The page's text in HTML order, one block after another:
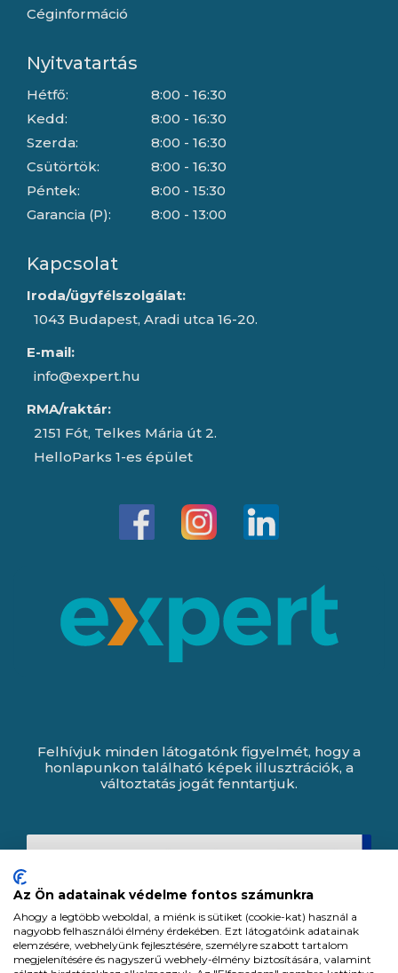
Céginformáció
Nyitvatartás
Hétfő:
Kedd:
Szerda:
Csütörtök:
Péntek:
Garancia (P):
8:00 - 16:30
8:00 - 16:30
8:00 - 16:30
8:00 - 16:30
8:00 - 15:30
8:00 - 13:00
Kapcsolat
Iroda/ügyfélszolgálat:
1043 Budapest, Aradi utca 16-20.
E-mail:
info@expert.hu
RMA/raktár:
2151 Fót, Telkes Mária út 2.
HelloParks 1-es épület
Felhívjuk minden látogatónk figyelmét, hogy a
honlapunkon található képek illusztrációk, a
változtatás jogát fenntartjuk.
Az Ön adatainak védelme fontos számunkra
Ahogy a legtöbb weboldal, a miénk is sütiket (cookie-kat) használ a
nagyobb felhasználói élmény érdekében. Ezt látogatóink adatainak
elemzésére, webhelyünk fejlesztésére, személyre szabott tartalom
megjelenítésére és nagyszerű webhely-élmény biztosítására, valamint